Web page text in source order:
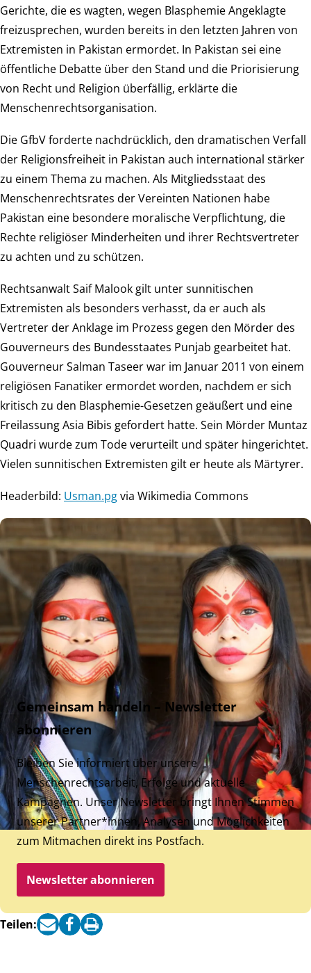
Gerichte, die es wagten, wegen Blasphemie Angeklagte
freizusprechen, wurden bereits in den letzten Jahren von
Extremisten in Pakistan ermordet. In Pakistan sei eine
öffentliche Debatte über den Stand und die Priorisierung
von Recht und Religion überfällig, erklärte die
Menschenrechtsorganisation.
Die GfbV forderte nachdrücklich, den dramatischen Verfall
der Religionsfreiheit in Pakistan auch international stärker
zu einem Thema zu machen. Als Mitgliedsstaat des
Menschenrechtsrates der Vereinten Nationen habe
Pakistan eine besondere moralische Verpflichtung, die
Rechte religiöser Minderheiten und ihrer Rechtsvertreter
zu achten und zu schützen.
Rechtsanwalt Saif Malook gilt unter sunnitischen
Extremisten als besonders verhasst, da er auch als
Vertreter der Anklage im Prozess gegen den Mörder des
Gouverneurs des Bundesstaates Punjab gearbeitet hat.
Gouverneur Salman Taseer war im Januar 2011 von einem
religiösen Fanatiker ermordet worden, nachdem er sich
kritisch zu den Blasphemie-Gesetzen geäußert und eine
Freilassung Asia Bibis gefordert hatte. Sein Mörder Muntaz
Quadri wurde zum Tode verurteilt und später hingerichtet.
Vielen sunnitischen Extremisten gilt er heute als Märtyrer.
Headerbild: Usman.pgvia Wikimedia Commons
Gemeinsam handeln – Newsletter
abonnieren
Bleiben Sie informiert über unsere
Menschenrechtsarbeit, Erfolge und aktuelle
Kampagnen. Unser Newsletter bringt Ihnen Stimmen
unserer Partner*innen, Analysen und Möglichkeiten
zum Mitmachen direkt ins Postfach.
Newsletter abonnieren
Teilen: